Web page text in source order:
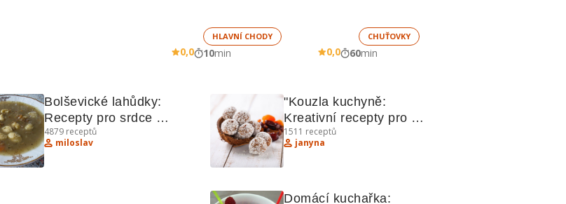
HLAVNÍ CHODY
0,0 10min
CHUŤOVKY
0,0 60min
Bolševické lahůdky:
Recepty pro srdce
východoevropské kuchyně
4879 receptů
miloslav
"Kouzla kuchyně:
Kreativní recepty pro
sladké i slané lahůdky"
1511 receptů
janyna
Domácí kuchařka: